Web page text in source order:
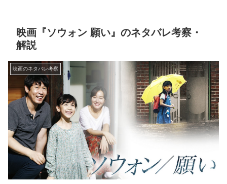
映画『ソウォン 願い』のネタバレ考察・
解説
映画のネタバレ考察